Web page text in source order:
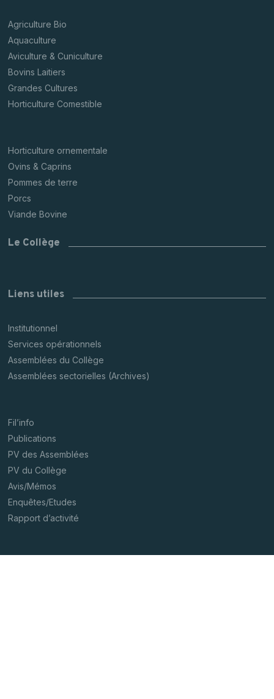
Agriculture Bio
Aquaculture
Aviculture & Cuniculture
Bovins Laitiers
Grandes Cultures
Horticulture Comestible
Horticulture ornementale
Ovins & Caprins
Pommes de terre
Porcs
Viande Bovine
Le Collège
Liens utiles
Institutionnel
Services opérationnels
Assemblées du Collège
Assemblées sectorielles (Archives)
Fil’info
Publications
PV des Assemblées
PV du Collège
Avis/Mémos
Enquêtes/Etudes
Rapport d’activité